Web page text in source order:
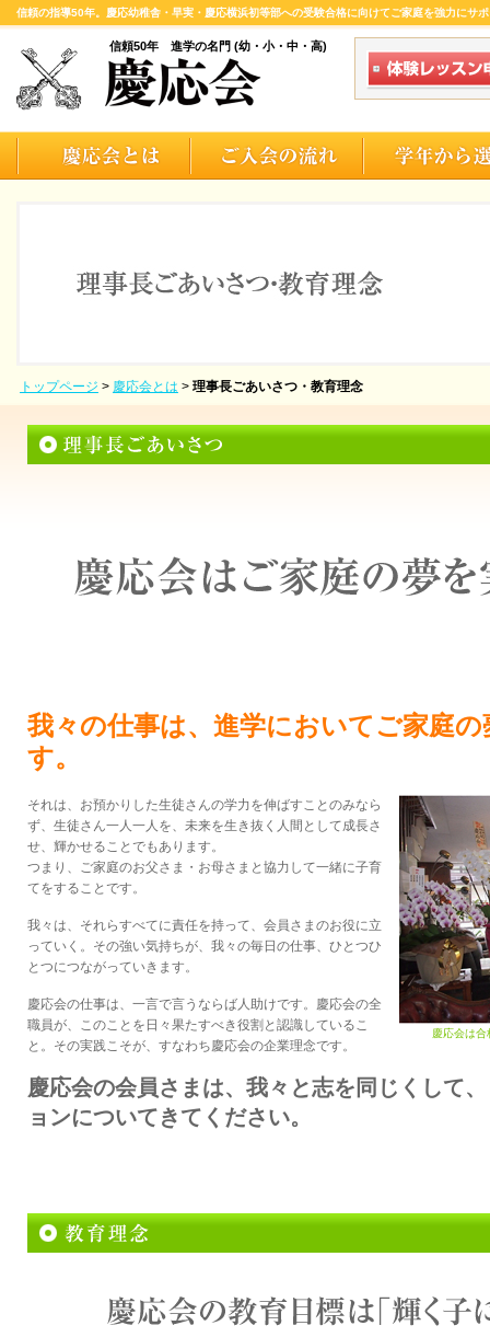
信頼の指導50年。慶応幼稚舎・早実・慶応横浜初等部への受験合格に向けてご家庭を強力にサ
信頼50年 進学の名門 (幼・小・中・高)
トップページ > 慶応会とは > 理事長ごあいさつ・教育理念
我々の仕事は、進学においてご家庭
す。
それは、お預かりした生徒さんの学力を伸ばすことのみなら
ず、生徒さん一人一人を、未来を生き抜く人間として成長さ
せ、輝かせることでもあります。
つまり、ご家庭のお父さま・お母さまと協力して一緒に子育
てをすることです。
我々は、それらすべてに責任を持って、会員さまのお役に立
っていく。その強い気持ちが、我々の毎日の仕事、ひとつひ
とつにつながっていきます。
慶応会の仕事は、一言で言うならば人助けです。慶応会の全
職員が、このことを日々果たすべき役割と認識しているこ
と。その実践こそが、すなわち慶応会の企業理念です。
慶応会は
慶応会の会員さまは、我々と志を同じくして
ョンについてきてください。